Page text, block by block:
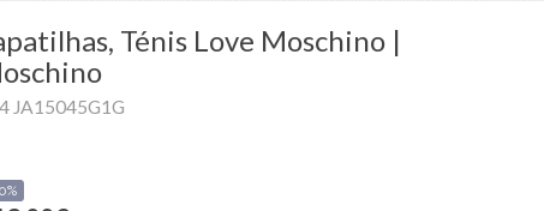
Ténis Love Moschino |
JA15045G1G